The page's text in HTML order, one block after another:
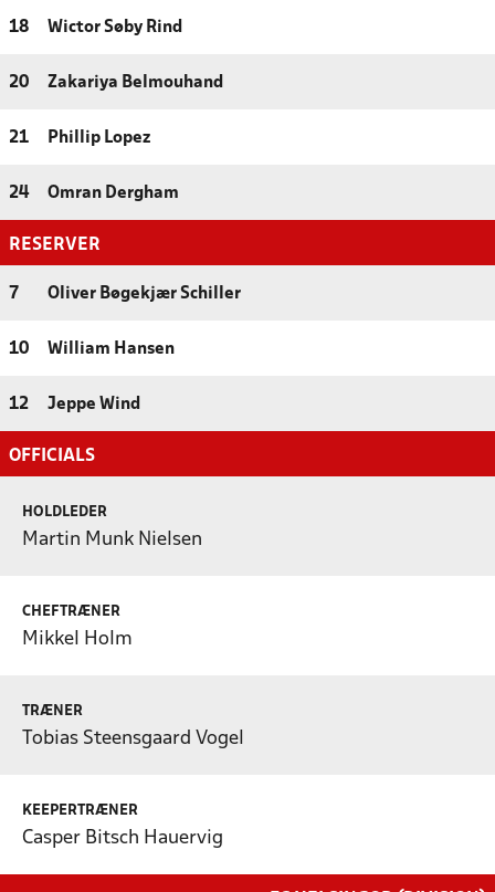
18 Wictor Søby Rind
20 Zakariya Belmouhand
21 Phillip Lopez
24 Omran Dergham
RESERVER
7 Oliver Bøgekjær Schiller
10 William Hansen
12 Jeppe Wind
OFFICIALS
HOLDLEDER
Martin Munk Nielsen
CHEFTRÆNER
Mikkel Holm
TRÆNER
Tobias Steensgaard Vogel
KEEPERTRÆNER
Casper Bitsch Hauervig